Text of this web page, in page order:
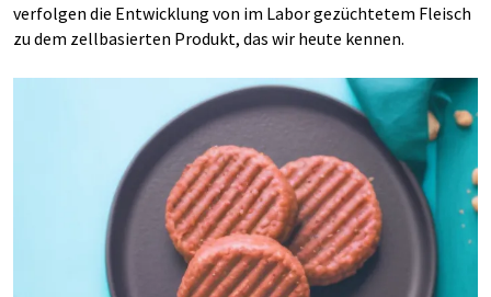
verfolgen die Entwicklung von im Labor gezüchtetem Fleisch
zu dem zellbasierten Produkt, das wir heute kennen.